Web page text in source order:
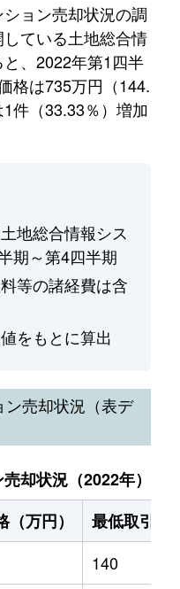
ョン売却状況の調
ている土地総合情
、2022年第1四半
格は735万円（144.
件（33.33％）増加
地総合情報シス
期～第4四半期
等の諸経費は含
をもとに算出
ン売却状況（表デ
却状況（2022年）
万円）
最低取引価
140